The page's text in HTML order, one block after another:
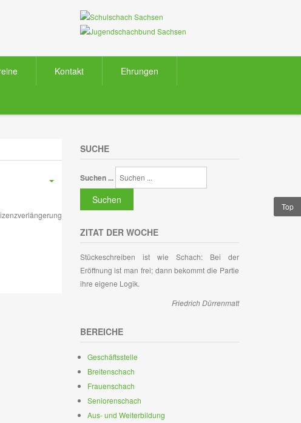
Kontakt Ehrungen
SUCHE
Suchen ...
Suchen
ZITAT DER WOCHE
Stückeschreiben ist wie Schach: Bei der
Eröffnung ist man frei; dann bekommt die Partie
ihre eigene Logik.
Friedrich Dürrenmatt
BEREICHE
Geschäftsstelle
Breitenschach
Frauenschach
Seniorenschach
Aus- und Weiterbildung
Top